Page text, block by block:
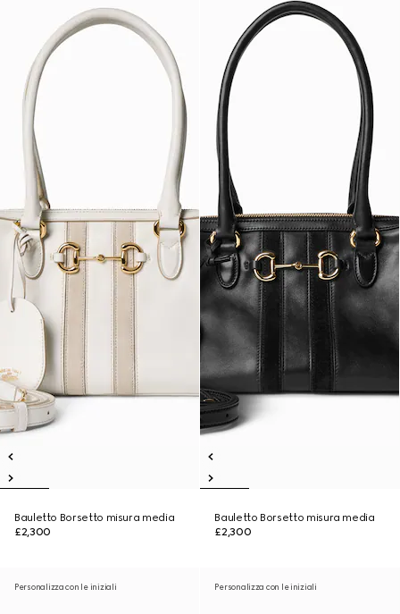
Bauletto Borsetto misura media
£2,300
Bauletto Borsetto misura media
£2,300
Personalizza con le iniziali Personalizza con le iniziali